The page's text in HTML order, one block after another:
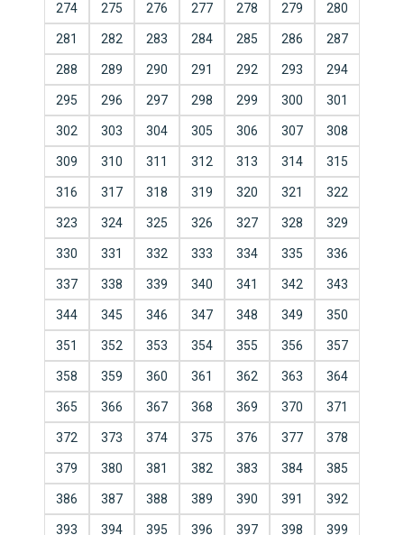
274 275 276 277 278 279 280
281 282 283 284 285 286 287
288 289 290 291 292 293 294
295 296 297 298 299 300 301
302 303 304 305 306 307 308
309 310 311 312 313 314 315
316 317 318 319 320 321 322
323 324 325 326 327 328 329
330 331 332 333 334 335 336
337 338 339 340 341 342 343
344 345 346 347 348 349 350
351 352 353 354 355 356 357
358 359 360 361 362 363 364
365 366 367 368 369 370 371
372 373 374 375 376 377 378
379 380 381 382 383 384 385
386 387 388 389 390 391 392
393 394 395 396 397 398 399